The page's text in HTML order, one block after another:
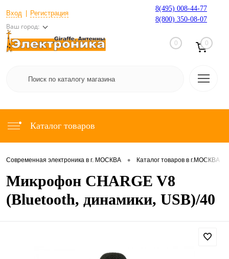
Вход Регистрация
Ваш город:
8(495) 008-44-77
8(800) 350-08-07
0 0
Каталог товаров
Современная электроника в г. МОСКВА • Каталог товаров в г.МОСКВА
Микрофон CHARGE V8
(Bluetooth, динамики, USB)/40